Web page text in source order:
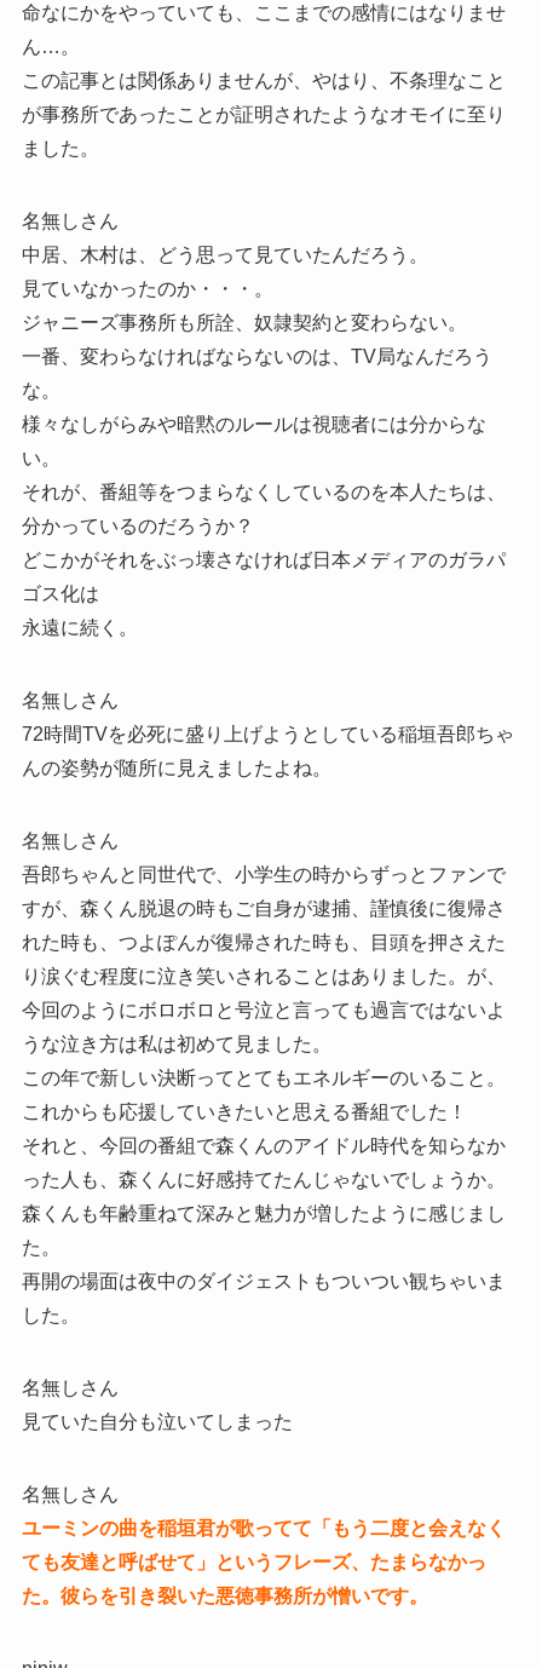
命なにかをやっていても、ここまでの感情にはなりませ
ん…。
この記事とは関係ありませんが、やはり、不条理なこと
が事務所であったことが証明されたようなオモイに至り
ました。
名無しさん
中居、木村は、どう思って見ていたんだろう。
見ていなかったのか・・・。
ジャニーズ事務所も所詮、奴隷契約と変わらない。
一番、変わらなければならないのは、TV局なんだろう
な。
様々なしがらみや暗黙のルールは視聴者には分からな
い。
それが、番組等をつまらなくしているのを本人たちは、
分かっているのだろうか？
どこかがそれをぶっ壊さなければ日本メディアのガラパ
ゴス化は
永遠に続く。
名無しさん
72時間TVを必死に盛り上げようとしている稲垣吾郎ちゃ
んの姿勢が随所に見えましたよね。
名無しさん
吾郎ちゃんと同世代で、小学生の時からずっとファンで
すが、森くん脱退の時もご自身が逮捕、謹慎後に復帰さ
れた時も、つよぽんが復帰された時も、目頭を押さえた
り涙ぐむ程度に泣き笑いされることはありました。が、
今回のようにボロボロと号泣と言っても過言ではないよ
うな泣き方は私は初めて見ました。
この年で新しい決断ってとてもエネルギーのいること。
これからも応援していきたいと思える番組でした！
それと、今回の番組で森くんのアイドル時代を知らなか
った人も、森くんに好感持てたんじゃないでしょうか。
森くんも年齢重ねて深みと魅力が増したように感じまし
た。
再開の場面は夜中のダイジェストもついつい観ちゃいま
した。
名無しさん
見ていた自分も泣いてしまった
名無しさん
ユーミンの曲を稲垣君が歌ってて「もう二度と会えなく
ても友達と呼ばせて」というフレーズ、たまらなかっ
た。彼らを引き裂いた悪徳事務所が憎いです。